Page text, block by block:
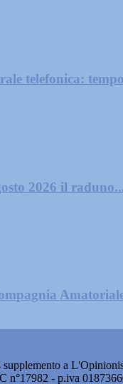
telefonica:
2026 il
a
n°17982 - p.iva